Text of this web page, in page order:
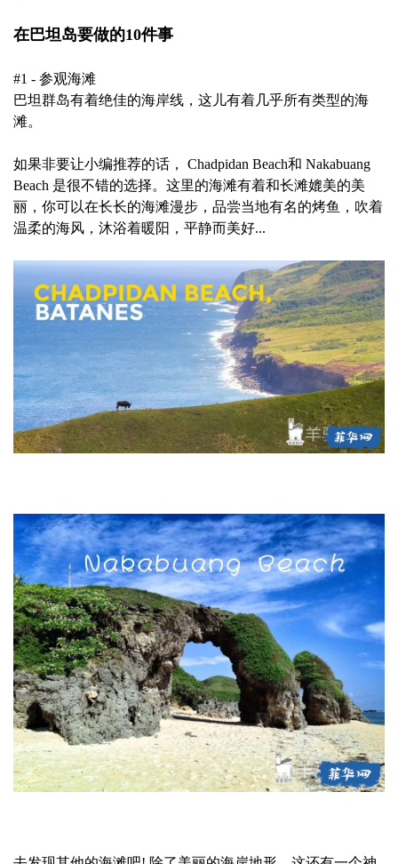
在巴坦岛要做的10件事
#1 - 参观海滩
巴坦群岛有着绝佳的海岸线，这儿有着几乎所有类型的海
滩。
如果非要让小编推荐的话， Chadpidan Beach和 Nakabuang
Beach 是很不错的选择。这里的海滩有着和长滩媲美的美
丽，你可以在长长的海滩漫步，品尝当地有名的烤鱼，吹着
温柔的海风，沐浴着暖阳，平静而美好...